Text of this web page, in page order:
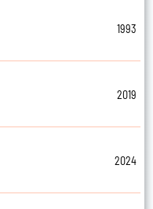
1993
2019
2024